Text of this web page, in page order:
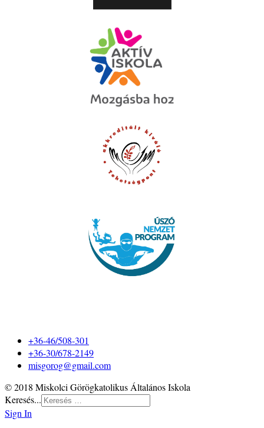
+36-46/508-301
+36-30/678-2149
misgorog@gmail.com
© 2018 Miskolci Görögkatolikus Általános Iskola
Keresés...
Sign In